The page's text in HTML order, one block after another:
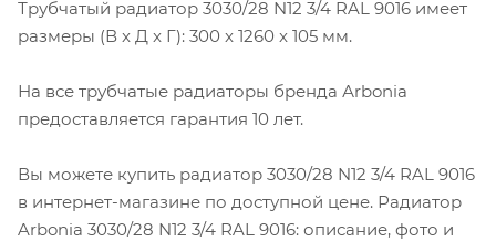
Трубчатый радиатор 3030/28 N12 3/4 RAL 9016 имеет
размеры (В x Д x Г): 300 x 1260 x 105 мм.
На все трубчатые радиаторы бренда Аrbonia
предоставляется гарантия 10 лет.
Вы можете купить радиатор 3030/28 N12 3/4 RAL 9016
в интернет-магазине по доступной цене. Радиатор
Arbonia 3030/28 N12 3/4 RAL 9016: описание, фото и